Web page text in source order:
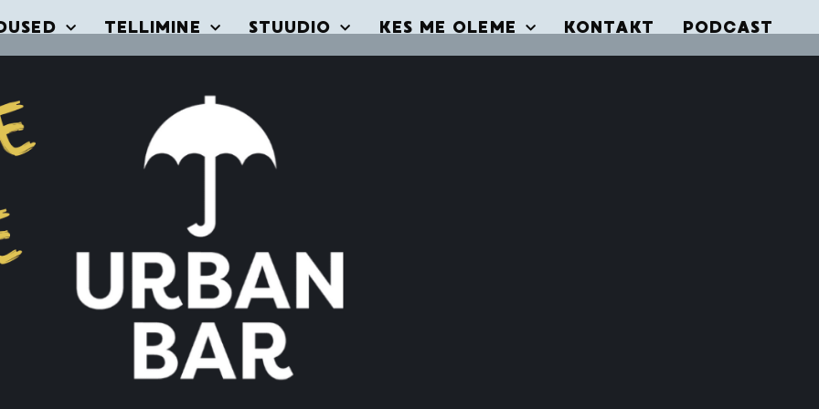
TELLIMINE STUUDIO KES ME OLEME KONTAKT PODCAST